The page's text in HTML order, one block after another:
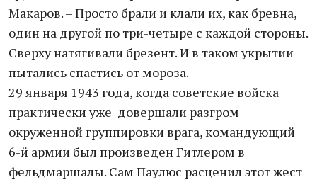
Макаров. – Просто брали и клали их, как бревна,
один на другой по три-четыре с каждой стороны.
Сверху натягивали брезент. И в таком укрытии
пытались спастись от мороза.
29 января 1943 года, когда советские войска
практически уже довершали разгром
окруженной группировки врага, командующий
6-й армии был произведен Гитлером в
фельдмаршалы. Сам Паулюс расценил этот жест